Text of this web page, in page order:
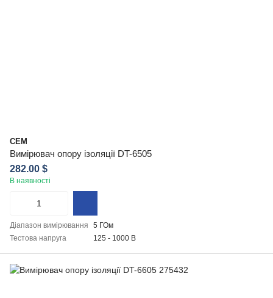
CEM
Вимірювач опору ізоляції DT-6505
282.00 $
В наявності
Діапазон вимірювання
5 ГОм
Тестова напруга
125 - 1000 В